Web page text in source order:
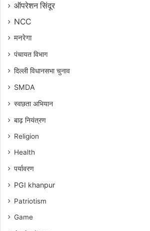
ऑपरेशन सिंदूर
NCC
मनरेगा
पंचायत विभाग
दिल्ली विधानसभा चुनाव
SMDA
स्वछता अभियान
बाढ़ नियंत्रण
Religion
Health
पर्यावरण
PGI khanpur
Patriotism
Game